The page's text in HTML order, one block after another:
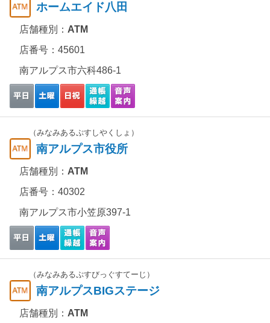
ホームエイド八田
店舗種別： ATM
店番号：45601
南アルプス市六科486-1
（みなみあるぷすしやくしょ）
南アルプス市役所
店舗種別： ATM
店番号：40302
南アルプス市小笠原397-1
（みなみあるぷすびっぐすてーじ）
南アルプスBIGステージ
店舗種別： ATM